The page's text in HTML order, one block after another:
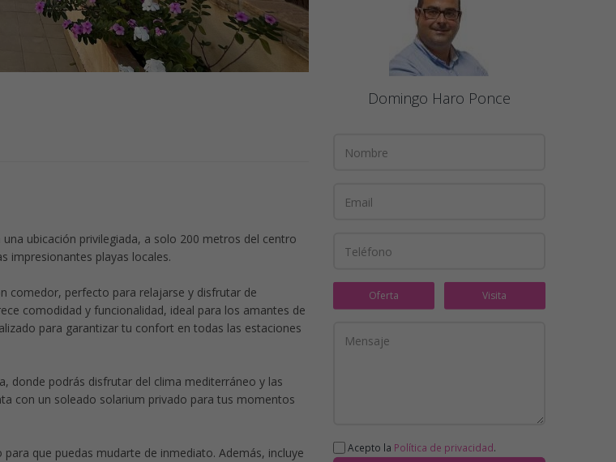
ubicación privilegiada, a solo 200 metros del centro
impresionantes playas locales.
comedor, perfecto para relajarse y disfrutar de
comodidad y funcionalidad, ideal para los amantes de
para garantizar tu confort en todas las estaciones
donde podrás disfrutar del clima mediterráneo y las
con un soleado solarium privado para tus momentos
que puedas mudarte de inmediato. Además, incluye
Domingo Haro Ponce
Oferta Visita
Acepto la Política de privacidad.